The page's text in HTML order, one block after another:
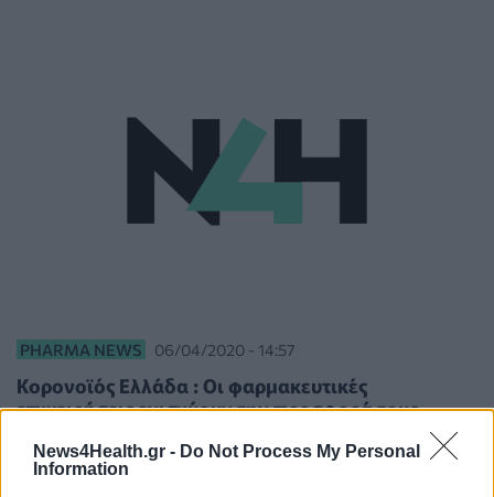
News4Health.gr - Do Not Process My Personal
Information
PHARMA NEWS 06/04/2020 - 14:57
Κορονοϊός Ελλάδα : Οι φαρμακευτικές
επιχειρήσεις ενισχύουν την προσφορά τους